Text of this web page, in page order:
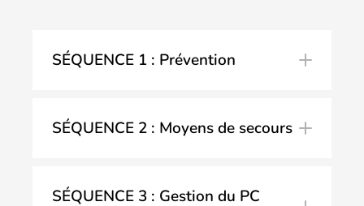
SÉQUENCE 1 : Prévention
SÉQUENCE 2 : Moyens de secours
de moyens de secours
SÉQUENCE 3 : Gestion du PC